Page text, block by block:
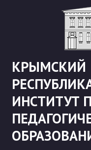
КРЫМСКИЙ
ИНСТИТУТ